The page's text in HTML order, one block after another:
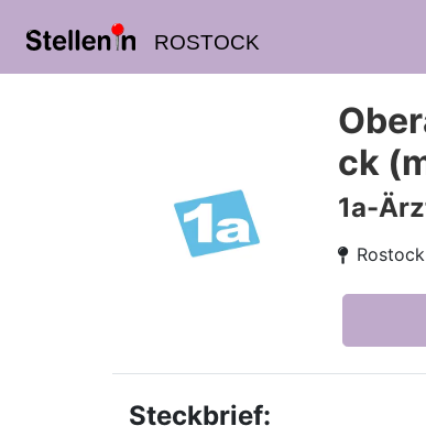
ROSTOCK
ck
1a-
Rostock
Steckbrief: